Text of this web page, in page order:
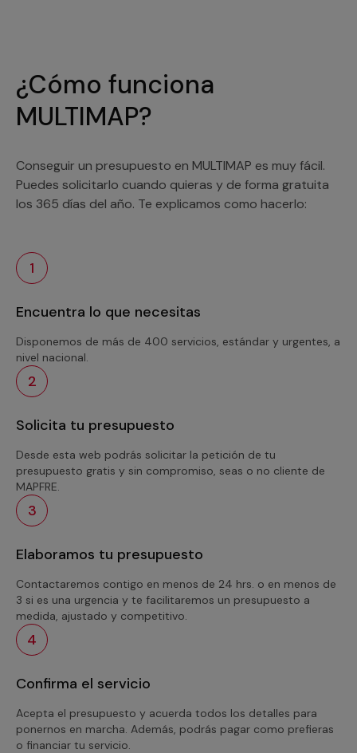
¿Cómo funciona
MULTIMAP?
Conseguir un presupuesto en MULTIMAP es muy fácil.
Puedes solicitarlo cuando quieras y de forma gratuita
los 365 días del año. Te explicamos como hacerlo:
1
Encuentra lo que necesitas
Disponemos de más de 400 servicios, estándar y urgentes, a
nivel nacional.
2
Solicita tu presupuesto
Desde esta web podrás solicitar la petición de tu
presupuesto gratis y sin compromiso, seas o no cliente de
MAPFRE.
3
Elaboramos tu presupuesto
Contactaremos contigo en menos de 24 hrs. o en menos de
3 si es una urgencia y te facilitaremos un presupuesto a
medida, ajustado y competitivo.
4
Confirma el servicio
Acepta el presupuesto y acuerda todos los detalles para
ponernos en marcha. Además, podrás pagar como prefieras
o financiar tu servicio.